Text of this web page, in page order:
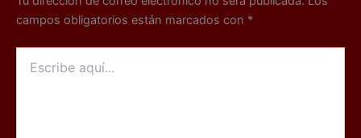
campos obligatorios están marcados con *
aquí...